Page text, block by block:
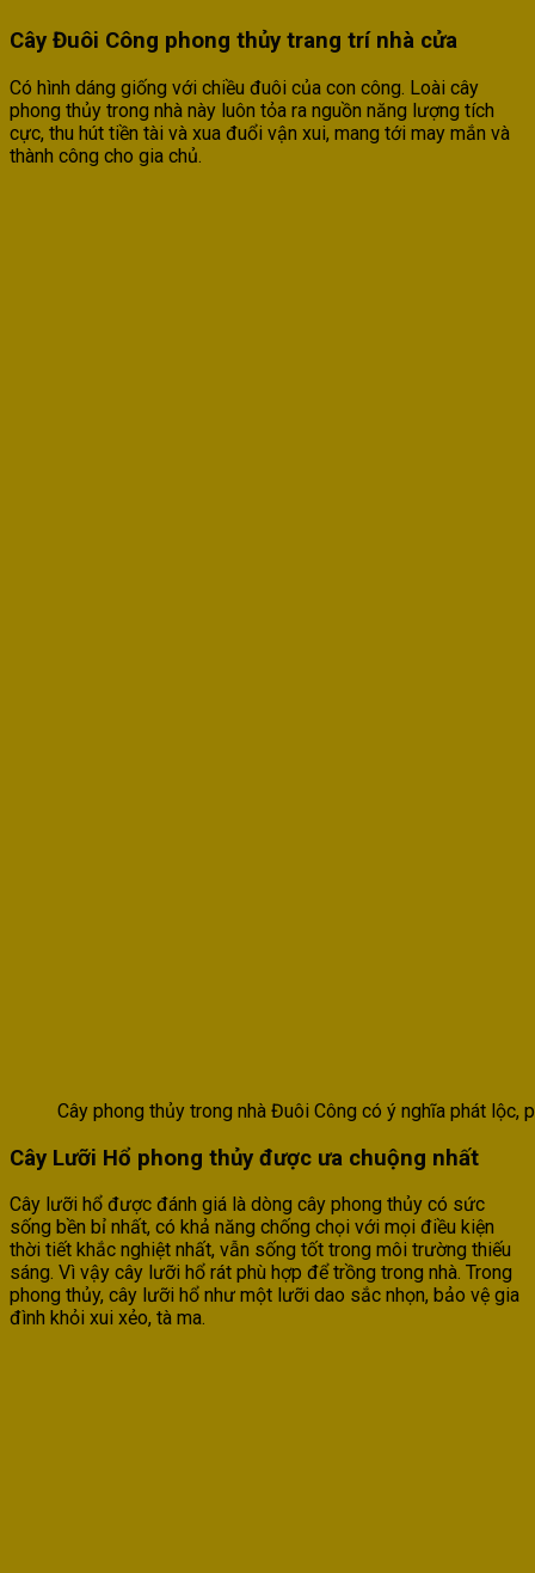
Cây Đuôi Công phong thủy trang trí nhà cửa
Có hình dáng giống với chiều đuôi của con công. Loài cây
phong thủy trong nhà này luôn tỏa ra nguồn năng lượng tích
cực, thu hút tiền tài và xua đuổi vận xui, mang tới may mắn và
thành công cho gia chủ.
Cây phong thủy trong nhà Đuôi Công có ý nghĩa phát lộc,
Cây Lưỡi Hổ phong thủy được ưa chuộng nhất
Cây lưỡi hổ được đánh giá là dòng cây phong thủy có sức
sống bền bỉ nhất, có khả năng chống chọi với mọi điều kiện
thời tiết khắc nghiệt nhất, vẫn sống tốt trong môi trường thiếu
sáng. Vì vậy cây lưỡi hổ rát phù hợp để trồng trong nhà. Trong
phong thủy, cây lưỡi hổ như một lưỡi dao sắc nhọn, bảo vệ gia
đình khỏi xui xẻo, tà ma.